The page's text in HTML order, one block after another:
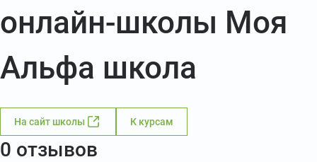
онлайн-школы Моя
Альфа школа
На сайт школы К курсам
0 отзывов